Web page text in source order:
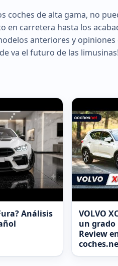
coches de alta gama, no
en carretera hasta los
anteriores y
va el futuro de las limusinas!
Análisis
VOLVO
un grado
Review